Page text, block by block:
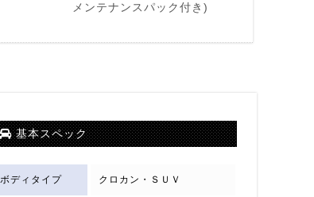
メンテナンスパック付き)
基本スペック
ボディタイプ クロカン・ＳＵＶ